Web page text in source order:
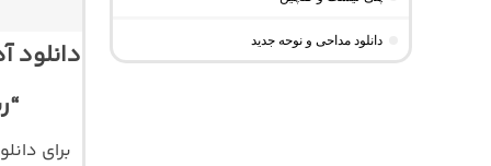
برای
دانلود مداحی و نوحه جدید